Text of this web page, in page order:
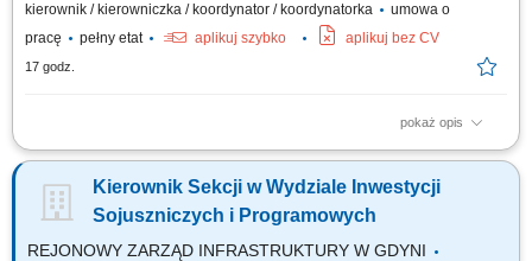
kierownik / kierowniczka / koordynator / koordynatorka
umowa o
pracę
pełny etat aplikuj szybko aplikuj bez CV
17 godz.
pokaż opis
Zakres obowiązków: Zarządzanie Działem Technicznym Administracji
koordynacja pracy zespołów technicznych; Planowanie, delegowanie i
nadzór nad realizacją zadań; Zapewnienie funkcjonowania działu
Kierownik Sekcji w Wydziale Inwestycji
Sojuszniczych i Programowych
REJONOWY ZARZĄD INFRASTRUKTURY W GDYNI